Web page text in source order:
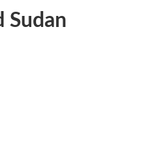
Sudan